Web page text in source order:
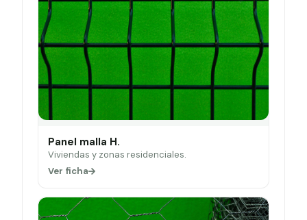
Panel malla H.
Viviendas y zonas residenciales.
Ver ficha